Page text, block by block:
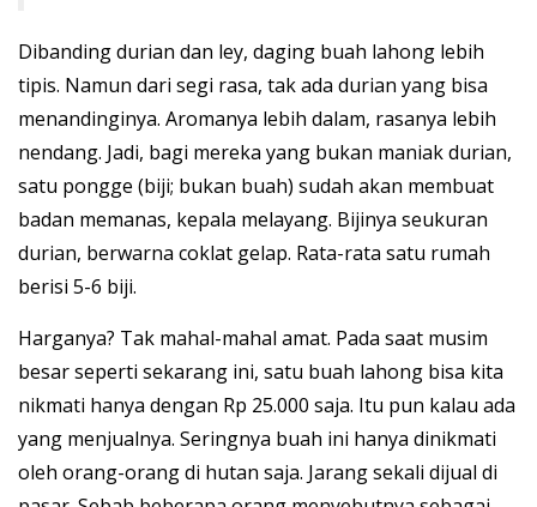
Dibanding durian dan ley, daging buah lahong lebih
tipis. Namun dari segi rasa, tak ada durian yang bisa
menandinginya. Aromanya lebih dalam, rasanya lebih
nendang. Jadi, bagi mereka yang bukan maniak durian,
satu pongge (biji; bukan buah) sudah akan membuat
badan memanas, kepala melayang. Bijinya seukuran
durian, berwarna coklat gelap. Rata-rata satu rumah
berisi 5-6 biji.
Harganya? Tak mahal-mahal amat. Pada saat musim
besar seperti sekarang ini, satu buah lahong bisa kita
nikmati hanya dengan Rp 25.000 saja. Itu pun kalau ada
yang menjualnya. Seringnya buah ini hanya dinikmati
oleh orang-orang di hutan saja. Jarang sekali dijual di